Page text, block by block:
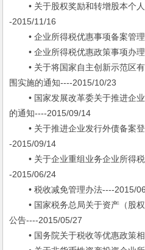
• 关于股权奖励和转增股本个人
-2015/11/16
• 企业所得税优惠事项备案管理
• 企业所得税优惠政策事项办理
• 关于将国家自主创新示范区有
围实施的通知----2015/10/23
• 国家发展改革委关于推进企业
的通知----2015/09/14
• 关于推进企业发行外债备案登
-2015/09/14
• 关于企业重组业务企业所得税
-2015/06/24
• 税收减免管理办法----2015/
• 国家税务总局关于资产（股权
公告----2015/05/27
• 国务院关于税收等优惠政策相